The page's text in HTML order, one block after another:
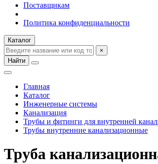
Поставщикам
Политика конфиденциальности
Каталог
×
Найти
Главная
Каталог
Инженерные системы
Канализация
Трубы и фитинги для внутренней
Трубы внутренние канализационные
Труба